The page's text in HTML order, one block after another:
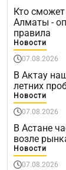
Кто
Алматы -
правила
Новости
07.08.2026
В Актау
летних
Новости
07.08.2026
В Астане
возле
Новости
07.08.2026